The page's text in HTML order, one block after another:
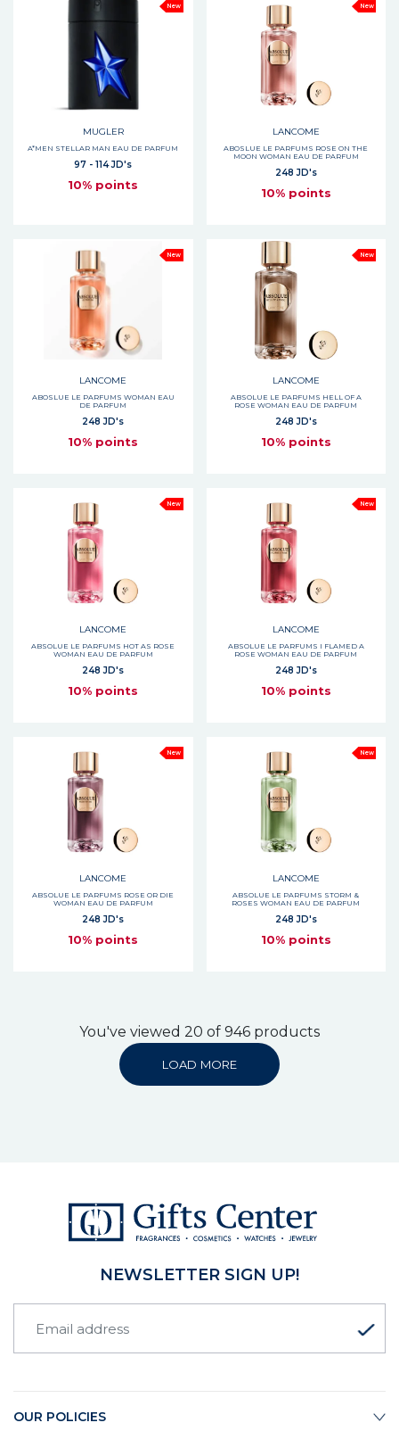
New
MUGLER
A*MEN STELLAR MAN EAU DE PARFUM
97 - 114 JD's
10% points
New
LANCOME
ABOSLUE LE PARFUMS ROSE ON THE
MOON WOMAN EAU DE PARFUM
248 JD's
10% points
New
LANCOME
ABOSLUE LE PARFUMS WOMAN EAU
DE PARFUM
248 JD's
10% points
New
LANCOME
ABSOLUE LE PARFUMS HELL OF A
ROSE WOMAN EAU DE PARFUM
248 JD's
10% points
New
LANCOME
ABSOLUE LE PARFUMS HOT AS ROSE
WOMAN EAU DE PARFUM
248 JD's
10% points
New
LANCOME
ABSOLUE LE PARFUMS I FLAMED A
ROSE WOMAN EAU DE PARFUM
248 JD's
10% points
New
LANCOME
ABSOLUE LE PARFUMS ROSE OR DIE
WOMAN EAU DE PARFUM
248 JD's
10% points
New
LANCOME
ABSOLUE LE PARFUMS STORM &
ROSES WOMAN EAU DE PARFUM
248 JD's
10% points
You've viewed 20 of 946 products
LOAD MORE
NEWSLETTER SIGN UP!
OUR POLICIES